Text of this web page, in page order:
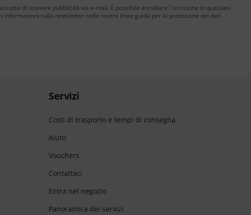
di ricevere pubblicità via e-mail. È possibile annullare l'iscrizione in qualsiasi
informazioni sulla newsletter nelle nostre linee guida per la protezione dei dati
Servizi
Costi di trasporto e tempi di consegna
Aiuto
Vouchers
Contattaci
Entra nel negozio
Panoramica dei servizi